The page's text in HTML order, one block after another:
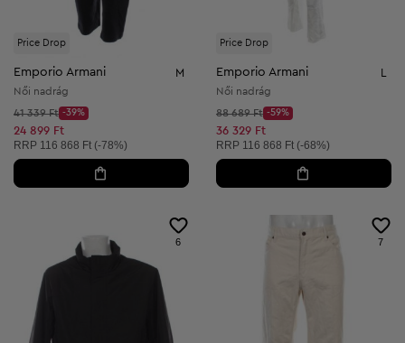
Price Drop
Emporio Armani M
Női nadrág
Kezdő ár:
41 339 Ft
Discount Price:
-39%
Csökkentett ár:
24 899 Ft
Ajánlott ár:
RRP 116 868 Ft (-78%)
Price Drop
Emporio Armani
Női nadrág
Kezdő ár:
88 689 Ft
Discount Price:
-59%
Csökkentett ár:
36 329 Ft
Ajánlott ár:
RRP 116 868 Ft (-68%)
6 7